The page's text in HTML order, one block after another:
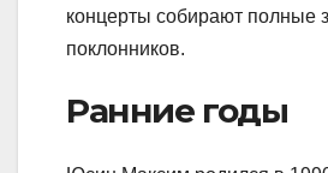
концерты собирают полные
поклонников.
Ранние годы